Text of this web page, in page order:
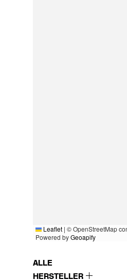
Leaflet | © OpenStreetMap
Powered byGeoapify
ALLE
HERSTELLER